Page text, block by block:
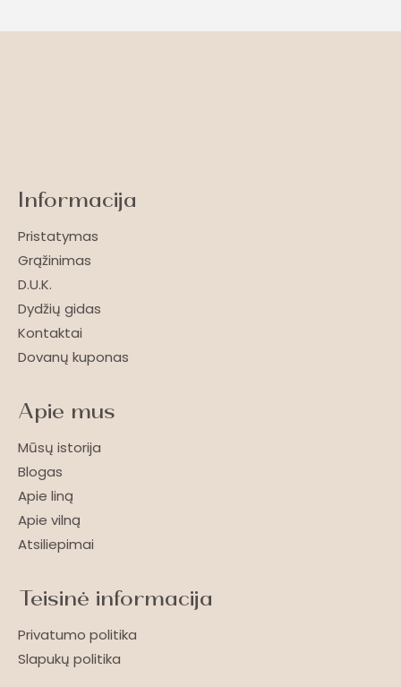
Informacija
Pristatymas
Grąžinimas
D.U.K.
Dydžių gidas
Kontaktai
Dovanų kuponas
Apie mus
Mūsų istorija
Blogas
Apie liną
Apie vilną
Atsiliepimai
Teisinė informacija
Privatumo politika
Slapukų politika